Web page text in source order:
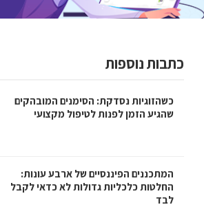
כתבות נוספות
כשהזוגיות נסדקת: הסימנים המובהקים
שהגיע הזמן לפנות לטיפול מקצועי
המתכננים הפיננסיים של ארבע עונות:
החלטות כלכליות גדולות לא כדאי לקבל
לבד